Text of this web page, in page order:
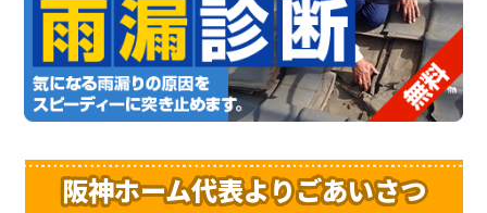
阪神ホーム代表よりごあいさつ